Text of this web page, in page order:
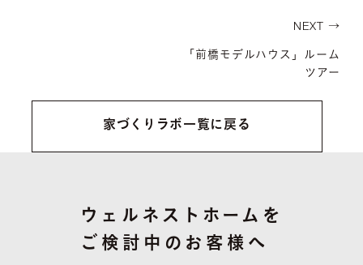
NEXT →
「前橋モデルハウス」ルーム
ツアー
家づくりラボ一覧に戻る
ウェルネストホームを
ご検討中のお客様へ